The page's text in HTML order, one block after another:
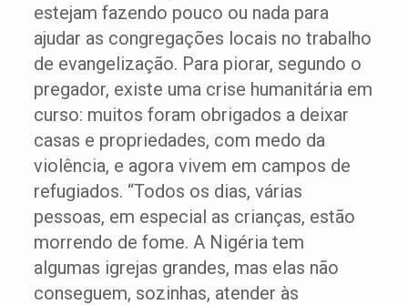
estejam fazendo pouco ou nada para
ajudar as congregações locais no trabalho
de evangelização. Para piorar, segundo o
pregador, existe uma crise humanitária em
curso: muitos foram obrigados a deixar
casas e propriedades, com medo da
violência, e agora vivem em campos de
refugiados. “Todos os dias, várias
pessoas, em especial as crianças, estão
morrendo de fome. A Nigéria tem
algumas igrejas grandes, mas elas não
conseguem, sozinhas, atender às